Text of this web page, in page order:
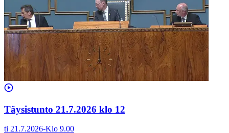
Täysistunto 21.7.2026 klo 12
ti 21.7.2026-Klo 9.00